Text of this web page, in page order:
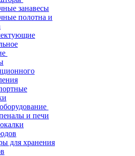
занавесы
полотна и
и печи
для хранения